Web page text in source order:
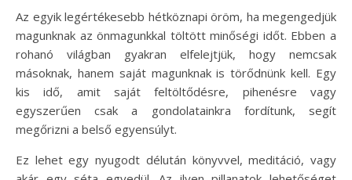
Az egyik legértékesebb hétköznapi öröm, ha megengedjük
magunknak az önmagunkkal töltött minőségi időt. Ebben a
rohanó világban gyakran elfelejtjük, hogy nemcsak
másoknak, hanem saját magunknak is törődnünk kell. Egy
kis idő, amit saját feltöltődésre, pihenésre vagy
egyszerűen csak a gondolatainkra fordítunk, segít
megőrizni a belső egyensúlyt.
Ez lehet egy nyugodt délután könyvvel, meditáció, vagy